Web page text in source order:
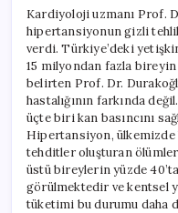
Kardiyoloji uzmanı Prof.
hipertansiyonun gizli
verdi. Türkiye’deki
15 milyondan fazla
belirten Prof. Dr.
hastalığının farkında
üçte biri kan basıncını
Hipertansiyon,
tehditler oluşturan
üstü bireylerin yüzde
görülmektedir ve kentsel
tüketimi bu durumu daha